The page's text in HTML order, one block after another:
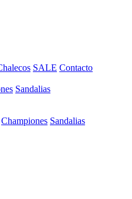
SALE Contacto
Sandalias
Championes Sandalias